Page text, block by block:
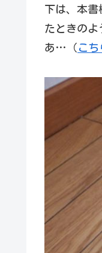
下は、本書
たときのよ
あ…（ こ